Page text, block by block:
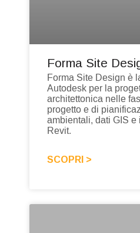
Forma Site
Forma Site Design è
Autodesk per la
architettonica nelle
progetto e di
ambientali, dati GIS
Revit.
SCOPRI >